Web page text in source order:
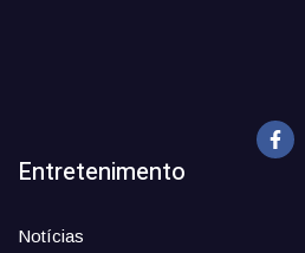
Entretenimento
Notícias